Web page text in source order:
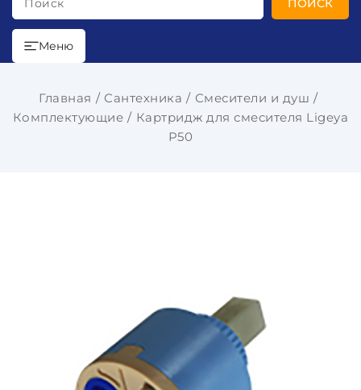
Поиск ПОИСК
Меню
Главная Сантехника
Смесители и душ
Комплектующие
Картридж для смесителя Ligeya
P50